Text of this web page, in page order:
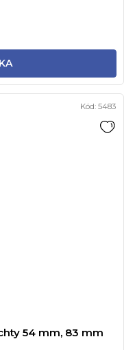
54 mm, 83 mm
Kód: 5483